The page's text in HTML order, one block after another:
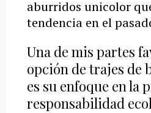
aburridos unicolor
tendencia en el
Una de mis partes
opción de trajes de
es su enfoque en la
responsabilidad